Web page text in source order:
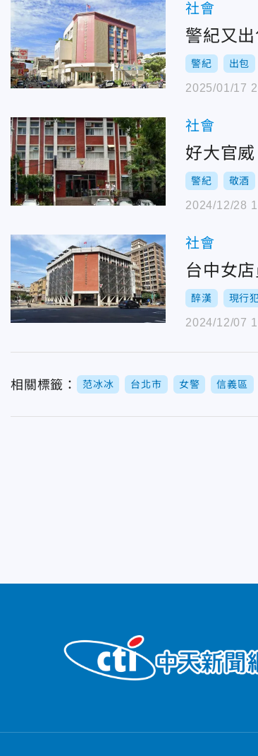
社會
警紀又
警紀 出包
2025/01/17
社會
好大官
警紀 敬酒
2024/12/28
社會
台中女
醉漢 現行
2024/12/07
相關標籤： 范冰冰 台北市 女警 信義區